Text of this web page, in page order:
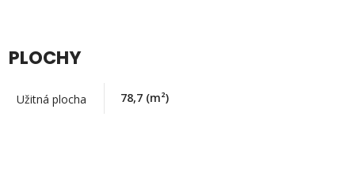
PLOCHY
Užitná plocha 78,7 (m²)